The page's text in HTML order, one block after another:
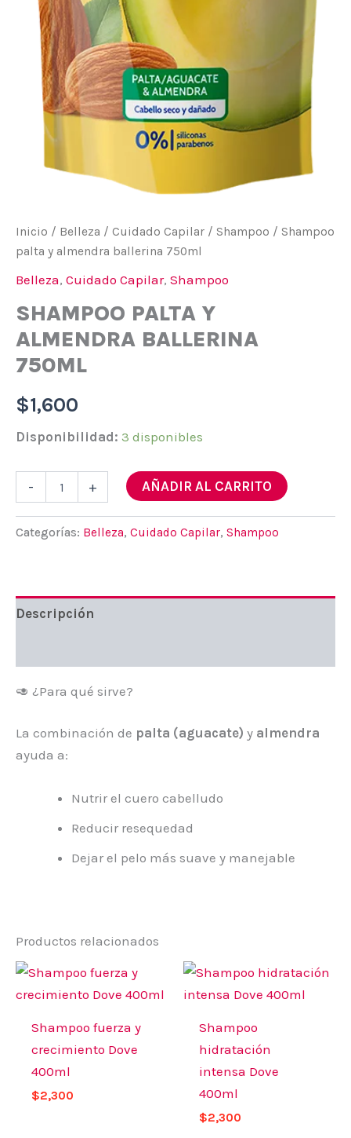
Inicio / Belleza / Cuidado Capilar / Shampoo / Shampoo
palta y almendra ballerina 750ml
Belleza, Cuidado Capilar, Shampoo
SHAMPOO PALTA Y
ALMENDRA BALLERINA
750ML
$1,600
Disponibilidad: 3 disponibles
-
almendra
ballerina
+ AÑADIR AL CARRITO
Categorías: Belleza, Cuidado Capilar, Shampoo
Descripción
🥑 ¿Para qué sirve?
La combinación de palta (aguacate) y almendra
ayuda a:
Nutrir el cuero cabelludo
Reducir resequedad
Dejar el pelo más suave y manejable
Productos relacionados
Shampoo fuerza y
crecimiento Dove
400ml
$2,300
Shampoo
hidratación
intensa Dove
400ml
$2,300